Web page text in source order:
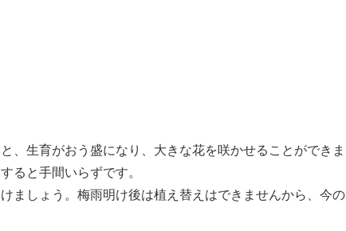
、生育がおう盛になり、大きな花を咲かせることができま
ると手間いらずです。
ましょう。梅雨明け後は植え替えはできませんから、今の